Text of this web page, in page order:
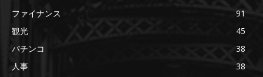
ファイナンス
91
観光
45
パチンコ
38
人事
38